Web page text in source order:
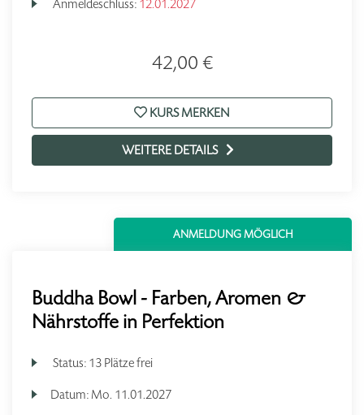
Anmeldeschluss: 12.01.2027
42,00 €
KURS MERKEN
WEITERE DETAILS
ANMELDUNG MÖGLICH
Buddha Bowl - Farben, Aromen &
Nährstoffe in Perfektion
Status: 13 Plätze frei
Datum: Mo. 11.01.2027